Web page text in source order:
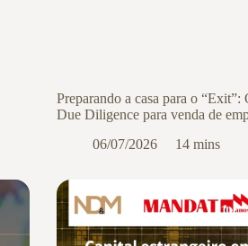
Preparando a casa para o
Due Diligence para venda de
06/07/2026
14 mins